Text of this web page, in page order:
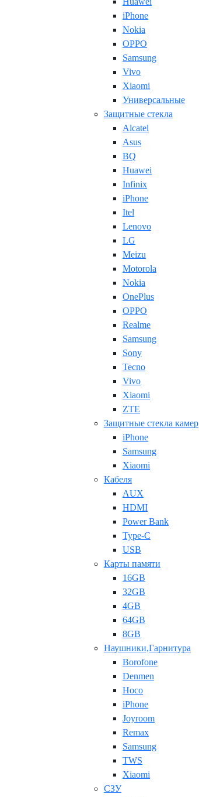
iPhone
Nokia
OPPO
Samsung
Vivo
Xiaomi
Универсальные
Защитные стекла
Alcatel
Asus
BQ
Huawei
Infinix
iPhone
Itel
Lenovo
LG
Meizu
Motorola
Nokia
OnePlus
OPPO
Realme
Samsung
Sony
Tecno
Vivo
Xiaomi
ZTE
Защитные стекла камер
iPhone
Samsung
Xiaomi
Кабеля
AUX
HDMI
Power Bank
Type-C
USB
Карты памяти
16GB
32GB
4GB
64GB
8GB
Наушники,Гарнитура
Borofone
Denmen
Hoco
iPhone
Joyroom
Remax
Samsung
TWS
Xiaomi
СЗУ